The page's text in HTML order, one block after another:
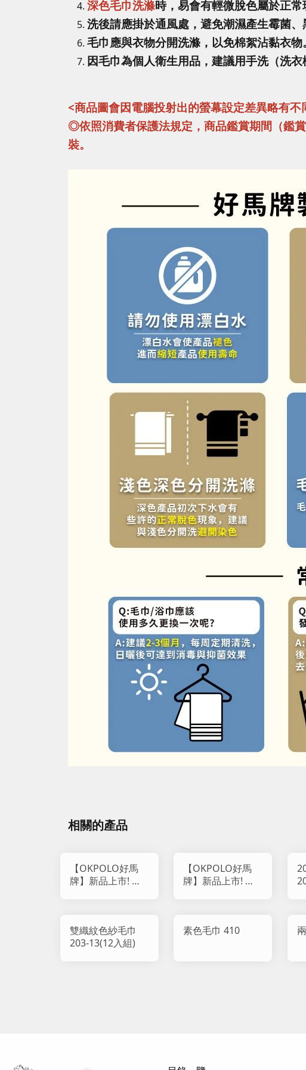
深色毛巾洗滌時，易會有輕微脫色屬於正常
洗後請應掛於通風處，避免潮濕產生霉菌、
毛巾應與衣物分開洗滌，以免棉絮沾黏衣物。
因毛巾為個人衛生用品，建議用手洗（洗衣
<商品圖會因電腦投射出的螢幕設定差異略有不
◎依照消費者保護法規定，商品鑑賞期間（鑑
裝。
相關的產品
【OKPOLO好馬
牌】新品上市! 柔
【OKPOLO好馬
牌】新品上市! 虎
雙織紋色紗毛巾
203-13(12入組)
素色毛巾 410